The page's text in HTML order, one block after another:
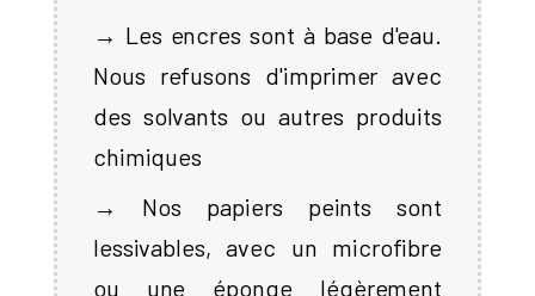
→ Les encres sont à base d'eau.
Nous refusons d'imprimer avec
des solvants ou autres produits
chimiques
→ Nos papiers peints sont
lessivables, avec un microfibre
ou une éponge légèrement